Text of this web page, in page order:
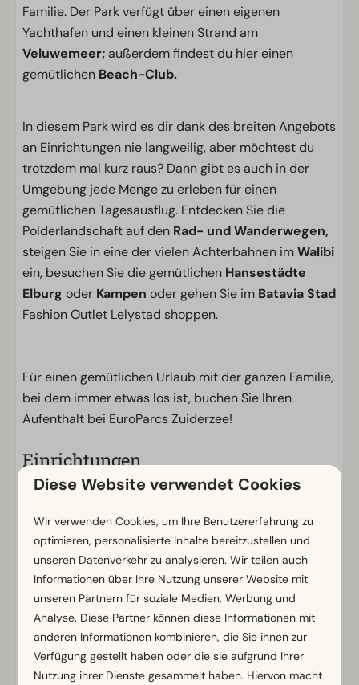
Familie. Der Park verfügt über einen eigenen
Yachthafen und einen kleinen Strand am
Veluwemeer;außerdem findest du hier einen
gemütlichen Beach-Club.
In diesem Park wird es dir dank des breiten Angebots
an Einrichtungen nie langweilig, aber möchtest du
trotzdem mal kurz raus? Dann gibt es auch in der
Umgebung jede Menge zu erleben für einen
gemütlichen Tagesausflug. Entdecken Sie die
Polderlandschaft auf den Rad- und Wanderwegen,
steigen Sie in eine der vielen Achterbahnen imWalibi
ein, besuchen Sie die gemütlichen Hansestädte
Elburg oder Kampen oder gehen Sie im Batavia Stad
Fashion Outlet Lelystad shoppen.
Für einen gemütlichen Urlaub mit der ganzen Familie,
bei dem immer etwas los ist, buchen Sie Ihren
Aufenthalt bei EuroParcs Zuiderzee!
Einrichtungen
Allgemein
Nichtraucher
WLAN (gratis)
Mit mehreren Stockwerken
Parkmöglichkeit in der Nähe der Ferienunterkunft
Badezimmer
Badezimmer unten: 1
Dusche
Zeig mehr ↓
Diese Website verwendet Cookies
Wir verwenden Cookies, um Ihre Benutzererfahrung zu
optimieren, personalisierte Inhalte bereitzustellen und
unseren Datenverkehr zu analysieren. Wir teilen auch
Informationen über Ihre Nutzung unserer Website mit
unseren Partnern für soziale Medien, Werbung und
Analyse. Diese Partner können diese Informationen mit
anderen Informationen kombinieren, die Sie ihnen zur
Verfügung gestellt haben oder die sie aufgrund Ihrer
Nutzung ihrer Dienste gesammelt haben. Hiervon macht